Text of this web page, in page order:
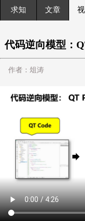
求知 文章
代码逆向模型：
作者：俎涛